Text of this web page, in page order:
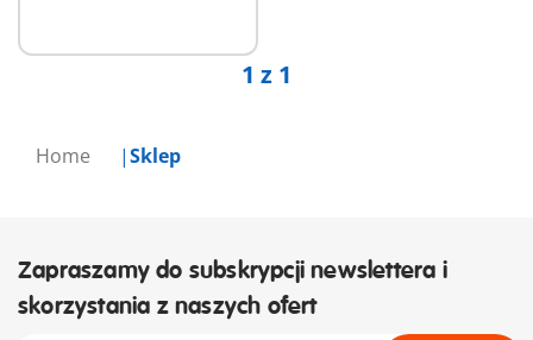
Home Sklep
1 z 1
Zapraszamy do subskrypcji newslettera i
skorzystania z naszych ofert